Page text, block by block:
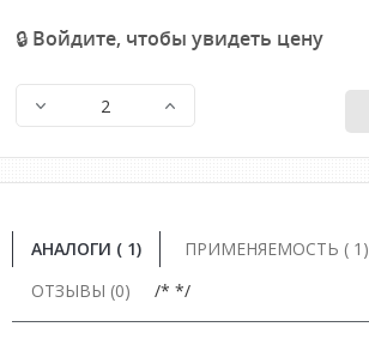
🔒 Войдите, чтобы увидеть цену
АНАЛОГИ ( 1)
ПРИМЕНЯЕМОСТЬ ( 1)
ОТЗЫВЫ (0)
/* */